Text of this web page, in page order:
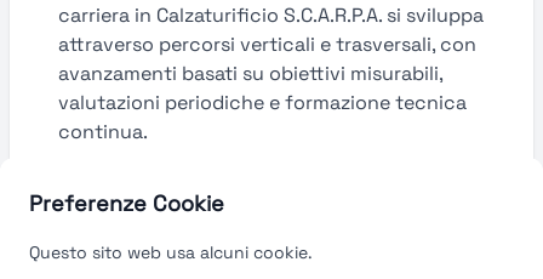
Preferenze Cookie
Questo sito web usa alcuni cookie.
carriera in Calzaturificio S.C.A.R.P.A. si sviluppa
attraverso percorsi verticali e trasversali, con
avanzamenti basati su obiettivi misurabili,
valutazioni periodiche e formazione tecnica
continua.
Guarda le valutazioni →